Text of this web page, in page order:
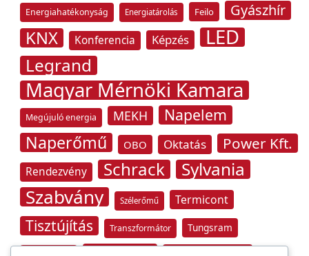
Energiahatékonyság Energiatárolás Feilo Gyászhír
KNX Konferencia Képzés LED
Legrand
Magyar Mérnöki Kamara
Megújuló energia MEKH Napelem
Naperőmű OBO Oktatás Power Kft.
Rendezvény Schrack Sylvania
Szabvány Szélerőmű Termicont
Tisztújítás Transzformátor Tungsram